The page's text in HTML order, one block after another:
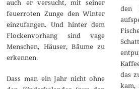
auch er versucht, mit seiner
feuerroten Zunge den Winter
einzufangen. Und hinter dem
Flockenvorhang sind vage
Menschen, Häuser, Bäume zu
erkennen.
Dass man ein Jahr nicht ohne
den
das
kam,